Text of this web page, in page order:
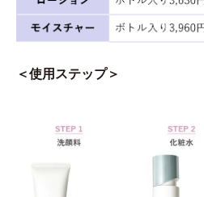
＜使用ステップ＞